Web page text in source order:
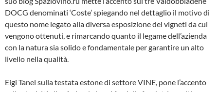
DOCG denominati ‘Coste’ spiegando nel dettaglio il motivo di
questo nome legato alla diversa esposizione dei vigneti da cui
vengono ottenuti, e rimarcando quanto il legame dell’azienda
con la natura sia solido e fondamentale per garantire un alto
livello nella qualità.
Eigi Tanel sulla testata estone di settore VINE, pone l’accento